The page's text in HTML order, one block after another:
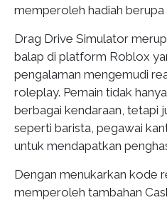
memperoleh hadiah berupa
Drag Drive Simulator
balap di platform Roblox
pengalaman mengemudi
roleplay. Pemain tidak
berbagai kendaraan, tetapi
seperti barista, pegawai
untuk mendapatkan
Dengan menukarkan kode
memperoleh tambahan